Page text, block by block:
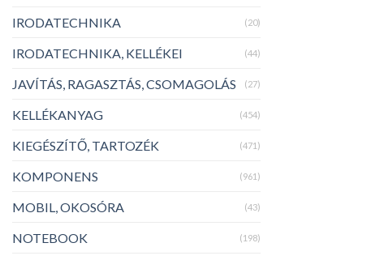
IRODATECHNIKA (20)
IRODATECHNIKA, KELLÉKEI (44)
JAVÍTÁS, RAGASZTÁS, CSOMAGOLÁS (27)
KELLÉKANYAG (454)
KIEGÉSZÍTŐ, TARTOZÉK (471)
KOMPONENS (961)
MOBIL, OKOSÓRA (43)
NOTEBOOK (198)